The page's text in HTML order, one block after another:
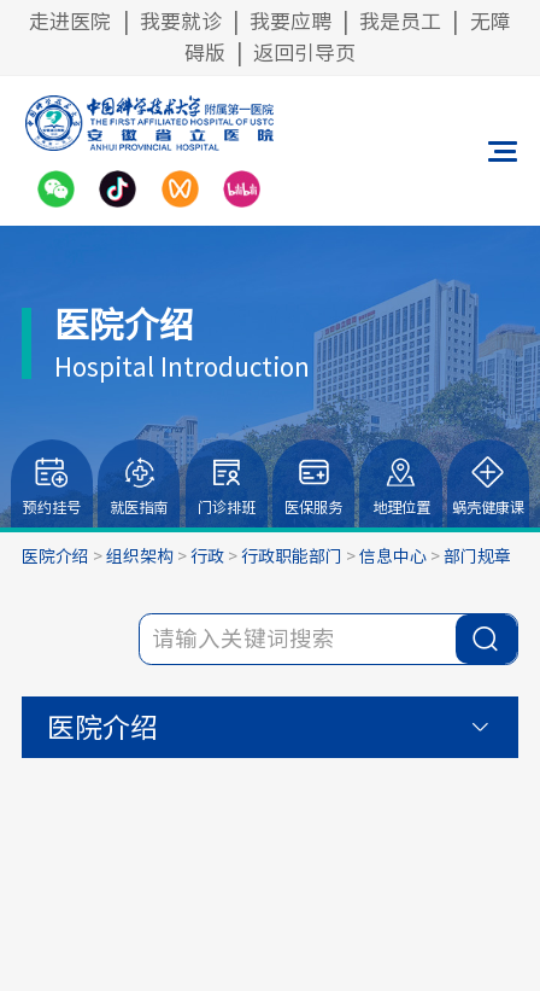
走进医院 我要就诊 我要应聘 我是员工
无障
碍版
返回引导页
医院介绍
Hospital Introduction
预约挂号 就医指南 门诊排班 医保服务 地理位置 蜗壳健康课
医院介绍 > 组织架构> 行政> 行政职能部门 > 信息中心> 部门规章
医院介绍